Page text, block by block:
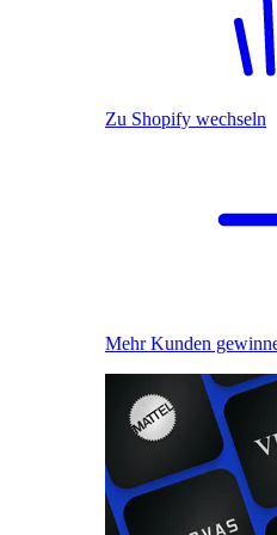
Zu Shopify wechseln
Mehr Kunden